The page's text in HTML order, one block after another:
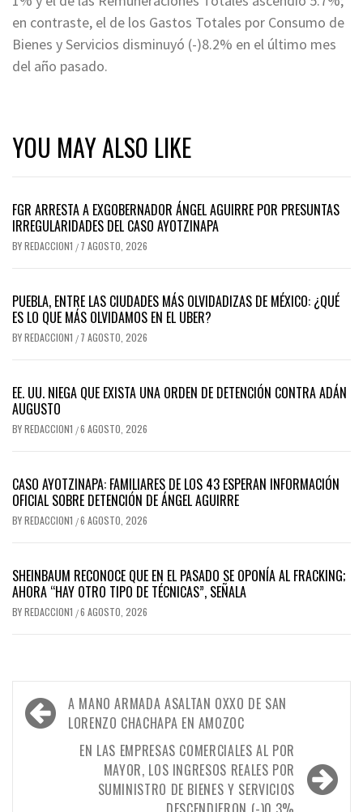
en contraste, el de los Gastos Totales por Consumo de
Bienes y Servicios disminuyó (-)8.2% en el último mes
del año pasado.
YOU MAY ALSO LIKE
FGR ARRESTA A EXGOBERNADOR ÁNGEL AGUIRRE POR PRESUNTAS
IRREGULARIDADES DEL CASO AYOTZINAPA
BYREDACCION1 / 7 AGOSTO, 2026
PUEBLA, ENTRE LAS CIUDADES MÁS OLVIDADIZAS DE MÉXICO: ¿QUÉ
ES LO QUE MÁS OLVIDAMOS EN EL UBER?
BYREDACCION1 / 7 AGOSTO, 2026
EE. UU. NIEGA QUE EXISTA UNA ORDEN DE DETENCIÓN CONTRA ADÁN
AUGUSTO
BYREDACCION1 /6 AGOSTO, 2026
CASO AYOTZINAPA: FAMILIARES DE LOS 43 ESPERAN INFORMACIÓN
OFICIAL SOBRE DETENCIÓN DE ÁNGEL AGUIRRE
BYREDACCION1 /6 AGOSTO, 2026
SHEINBAUM RECONOCE QUE EN EL PASADO SE OPONÍA AL FRACKING;
AHORA “HAY OTRO TIPO DE TÉCNICAS”, SEÑALA
BYREDACCION1 /6 AGOSTO, 2026
Navegación
de
entradas
A MANO ARMADA ASALTAN OXXO DE SAN
LORENZO CHACHAPA EN AMOZOC
EN LAS EMPRESAS COMERCIALES AL POR
MAYOR, LOS INGRESOS REALES POR
SUMINISTRO DE BIENES Y SERVICIOS